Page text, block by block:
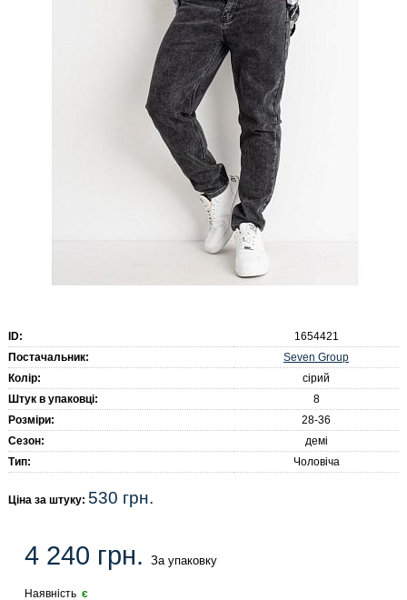
ID:
1654421
Постачальник:
Seven Group
Колір:
сірий
Штук в упаковці:
8
Розміри:
28-36
Сезон:
демі
Тип:
Чоловіча
Ціна за штуку: 530 грн.
4 240 грн. За упаковку
Наявність є